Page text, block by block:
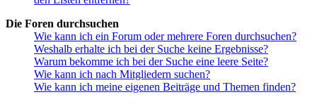
Die Foren durchsuchen
Wie kann ich ein Forum oder mehrere Foren durchsuchen?
Weshalb erhalte ich bei der Suche keine Ergebnisse?
Warum bekomme ich bei der Suche eine leere Seite?
Wie kann ich nach Mitgliedern suchen?
Wie kann ich meine eigenen Beiträge und Themen finden?